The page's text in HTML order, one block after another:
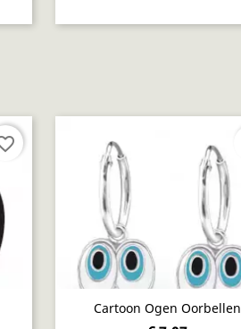
Cartoon Ogen Oorbellen